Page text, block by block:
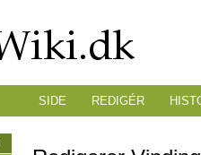
SIDE REDIGÉR